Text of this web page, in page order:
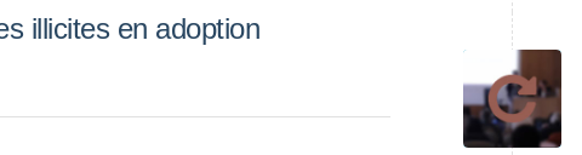
illicites en adoption